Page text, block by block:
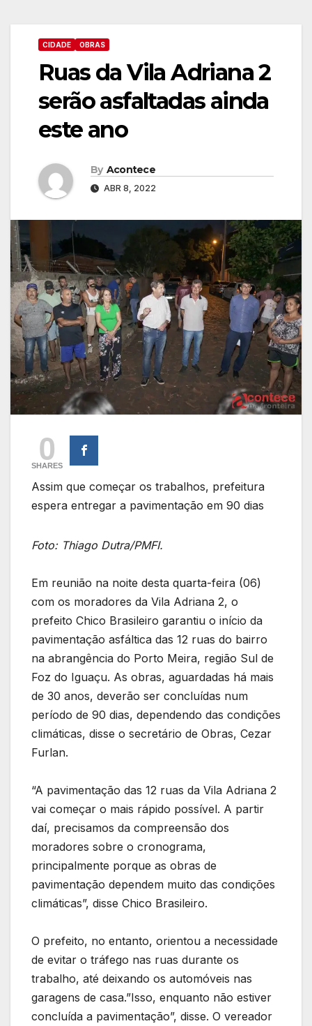
CIDADE OBRAS
Ruas da Vila Adriana 2
serão asfaltadas ainda
este ano
By Acontece
ABR 8, 2022
0
SHARES
Assim que começar os trabalhos, prefeitura
espera entregar a pavimentação em 90 dias
Foto: Thiago Dutra/PMFI.
Em reunião na noite desta quarta-feira (06)
com os moradores da Vila Adriana 2, o
prefeito Chico Brasileiro garantiu o início da
pavimentação asfáltica das 12 ruas do bairro
na abrangência do Porto Meira, região Sul de
Foz do Iguaçu. As obras, aguardadas há mais
de 30 anos, deverão ser concluídas num
período de 90 dias, dependendo das condições
climáticas, disse o secretário de Obras, Cezar
Furlan.
“A pavimentação das 12 ruas da Vila Adriana 2
vai começar o mais rápido possível. A partir
daí, precisamos da compreensão dos
moradores sobre o cronograma,
principalmente porque as obras de
pavimentação dependem muito das condições
climáticas”, disse Chico Brasileiro.
O prefeito, no entanto, orientou a necessidade
de evitar o tráfego nas ruas durante os
trabalho, até deixando os automóveis nas
garagens de casa.”Isso, enquanto não estiver
concluída a pavimentação”, disse. O vereador